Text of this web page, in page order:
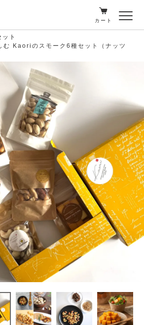
カート
ト
む Kaoriのスモーク6種セット（ナッツ